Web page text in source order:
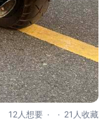
12人想要 . . 21人收藏